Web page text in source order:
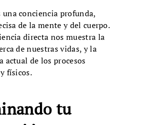
una conciencia profunda,
de la mente y del cuerpo.
directa nos muestra la
de nuestras vidas, y la
actual de los procesos
físicos.
tu